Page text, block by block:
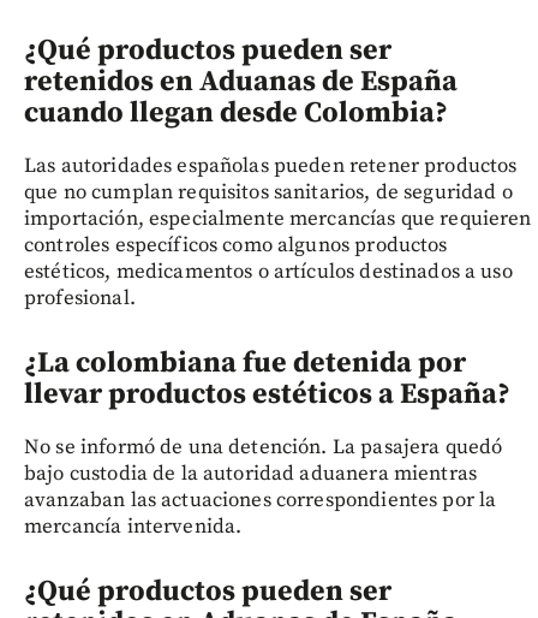
¿Qué productos pueden ser
retenidos en Aduanas de España
cuando llegan desde Colombia?
Las autoridades españolas pueden retener productos
que no cumplan requisitos sanitarios, de seguridad o
importación, especialmente mercancías que requieren
controles específicos como algunos productos
estéticos, medicamentos o artículos destinados a uso
profesional.
¿La colombiana fue detenida por
llevar productos estéticos a España?
No se informó de una detención. La pasajera quedó
bajo custodia de la autoridad aduanera mientras
avanzaban las actuaciones correspondientes por la
mercancía intervenida.
¿Qué productos pueden ser